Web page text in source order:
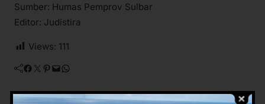
Sumber: Humas Pemprov Sulbar
Editor: Judistira
Views: 111
Facebook Twitter Pinterest Mail WhatsApp